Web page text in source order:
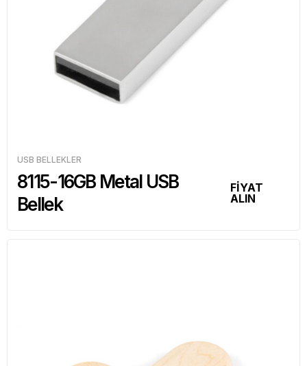
USB BELLEKLER
8115-16GB Metal USB
Bellek
FİYAT
ALIN